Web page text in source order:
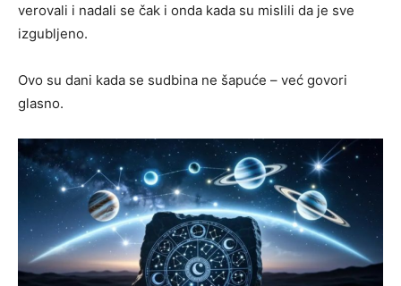
verovali i nadali se čak i onda kada su mislili da je sve
izgubljeno.
Ovo su dani kada se sudbina ne šapuće – već govori
glasno.